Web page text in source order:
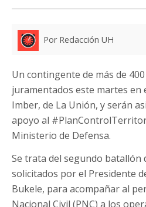
Por Redacción UH
Un contingente de más de
juramentados este martes en
Imber, de La Unión, y serán
apoyo al
Ministerio de Defensa.
Se trata del segundo batallón
solicitados por el Presidente
Bukele, para acompañar al
Nacional Civil (PNC) a los